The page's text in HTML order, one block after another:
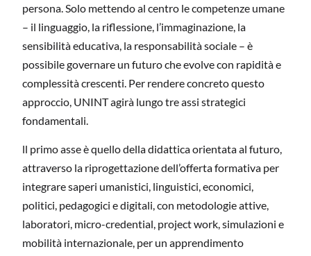
persona . Solo mettendo al centro le competenze umane
– il linguaggio, la riflessione, l’immaginazione, la
sensibilità educativa, la responsabilità sociale – è
possibile governare un futuro che evolve con rapidità e
complessità crescenti. Per rendere concreto questo
approccio, UNINT agirà lungo tre assi strategici
fondamentali.
ll primo asse è quello delladidatticaorientata al futuro,
attraverso la riprogettazione dell’offerta formativa per
integrare saperi umanistici, linguistici, economici,
politici, pedagogici e digitali, con metodologie attive,
laboratori, micro-credential, project work, simulazioni e
mobilità internazionale, per un apprendimento